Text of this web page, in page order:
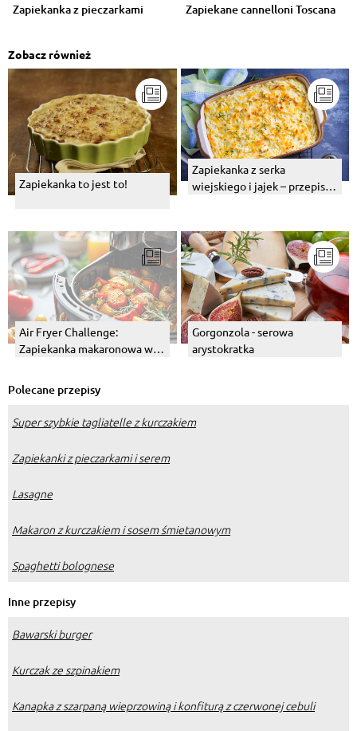
Zapiekanka z pieczarkami Zapiekane cannelloni Toscana
Zobacz również
Zapiekanka to jest to!
Zapiekanka z serka
wiejskiego i jajek – przepis z
Air Fryer Challenge:
Zapiekanka makaronowa w
to działa!
Gorgonzola - serowa
arystokratka
Polecane przepisy
Super szybkie tagliatelle z kurczakiem
Zapiekanki z pieczarkami i serem
Lasagne
Makaron z kurczakiem i sosem śmietanowym
Spaghetti bolognese
Inne przepisy
Bawarski burger
Kurczak ze szpinakiem
Kanapka z szarpaną wieprzowiną i konfiturą z czerwonej cebuli